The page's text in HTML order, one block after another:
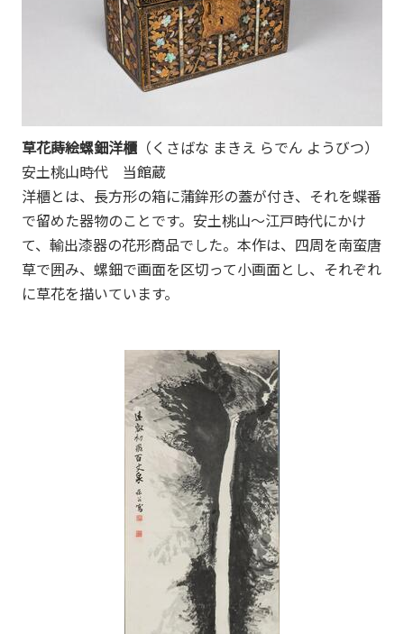
草花蒔絵螺鈿洋櫃（くさばな まきえ らでん ようびつ）
安土桃山時代 当館蔵
洋櫃とは、長方形の箱に蒲鉾形の蓋が付き、それを蝶番
で留めた器物のことです。安土桃山～江戸時代にかけ
て、輸出漆器の花形商品でした。本作は、四周を南蛮唐
草で囲み、螺鈿で画面を区切って小画面とし、それぞれ
に草花を描いています。